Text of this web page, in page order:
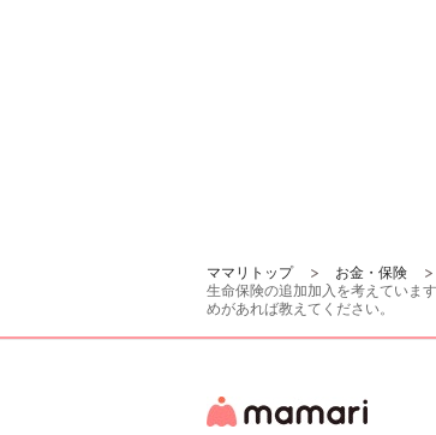
ママリトップ
お金・保険
生命保険の追加加入を考えていま
めがあれば教えてください。